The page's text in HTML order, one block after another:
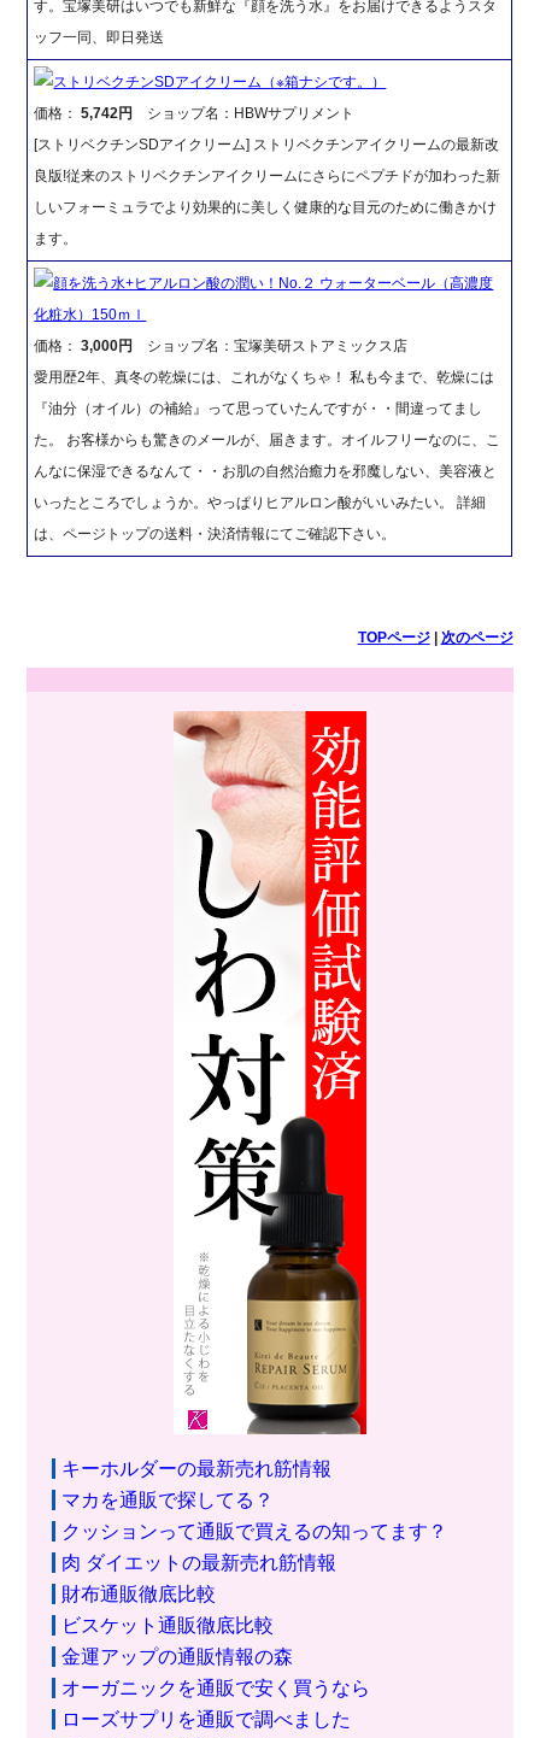
す。宝塚美研はいつでも新鮮な『顔を洗う水』をお届けできるようスタ
ッフ一同、即日発送
ストリベクチンSDアイクリーム（※箱ナシです。）
価格：5,742円
ショップ名：HBWサプリメント
[ストリベクチンSDアイクリーム] ストリベクチンアイクリームの最新改
良版!従来のストリベクチンアイクリームにさらにペプチドが加わった新
しいフォーミュラでより効果的に美しく健康的な目元のために働きかけ
ます。
顔を洗う水+ヒアルロン酸の潤い！No.２ ウォーターベール（高濃度
化粧水）150ｍｌ
価格：3,000円
ショップ名：宝塚美研ストアミックス店
愛用歴2年、真冬の乾燥には、これがなくちゃ！ 私も今まで、乾燥には
『油分（オイル）の補給』って思っていたんですが・・間違ってまし
た。 お客様からも驚きのメールが、届きます。オイルフリーなのに、こ
んなに保湿できるなんて・・お肌の自然治癒力を邪魔しない、美容液と
いったところでしょうか。やっぱりヒアルロン酸がいいみたい。 詳細
は、ページトップの送料・決済情報にてご確認下さい。
TOPページ| 次のページ
キーホルダーの最新売れ筋情報
マカを通販で探してる？
クッションって通販で買えるの知ってます？
肉 ダイエットの最新売れ筋情報
財布通販徹底比較
ビスケット通販徹底比較
金運アップの通販情報の森
オーガニックを通販で安く買うなら
ローズサプリを通販で調べました